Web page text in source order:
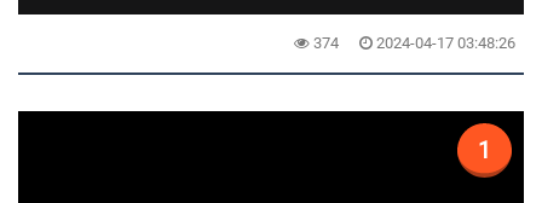
374 2024-04-17 03:48:26
1